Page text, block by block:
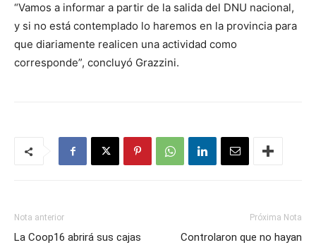
“Vamos a informar a partir de la salida del DNU nacional,
y si no está contemplado lo haremos en la provincia para
que diariamente realicen una actividad como
corresponde”, concluyó Grazzini.
Nota anterior
La Coop16 abrirá sus cajas
Próxima Nota
Controlaron que no hayan